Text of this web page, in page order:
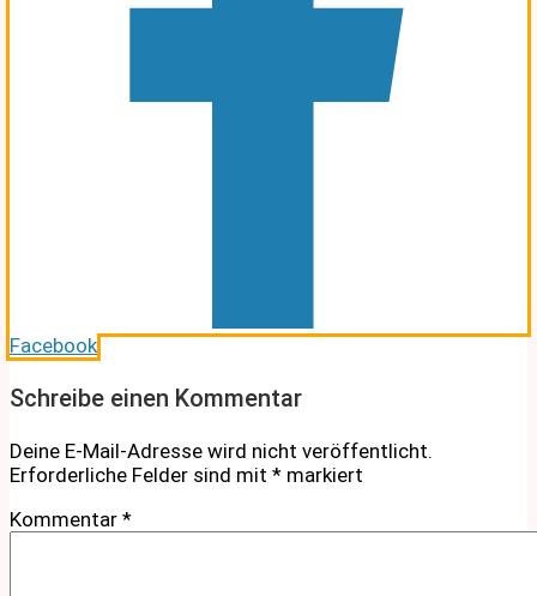
Facebook
Schreibe einen Kommentar
Deine E-Mail-Adresse wird nicht veröffentlicht.
Erforderliche Felder sind mit * markiert
Kommentar *